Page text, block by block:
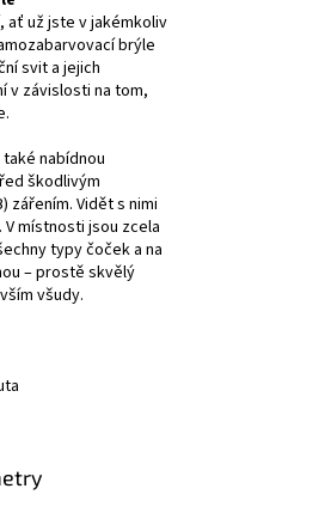
ať už jste v jakémkoliv
brýle
svit a jejich
v závislosti na tom,
nabídnou
škodlivým
zářením. Vidět s nimi
místnosti jsou zcela
typy čoček a na
– prostě skvělý
všudy.